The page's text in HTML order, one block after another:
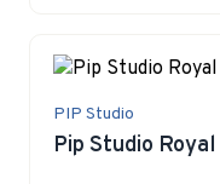
PIP Studio
Pip Studio